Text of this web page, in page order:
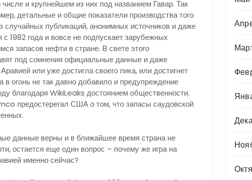
и крупнейшем из них под названием Гавар. Так
детальные и общие показатели производства того
случайных публикаций, анонимных источников и даже
1982 года и вовсе не подпускает зарубежных
запасов нефти в стране. В свете этого
под сомнения официальные данные и даже
или уже достигла своего пика, или достигнет
огонь не так давно добавило и предупреждение
благодаря WikiLeaks достоянием общественности.
предостерегал США о том, что запасы саудовской
данные верны и в ближайшее время страна не
остается еще один вопрос – почему же игра на
именно сейчас?